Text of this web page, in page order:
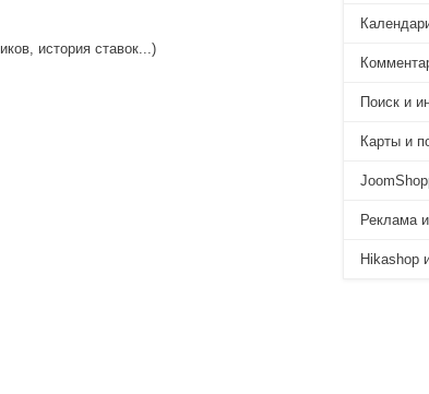
история ставок...)
Поиск и
Карты и
Реклама
Hikashop